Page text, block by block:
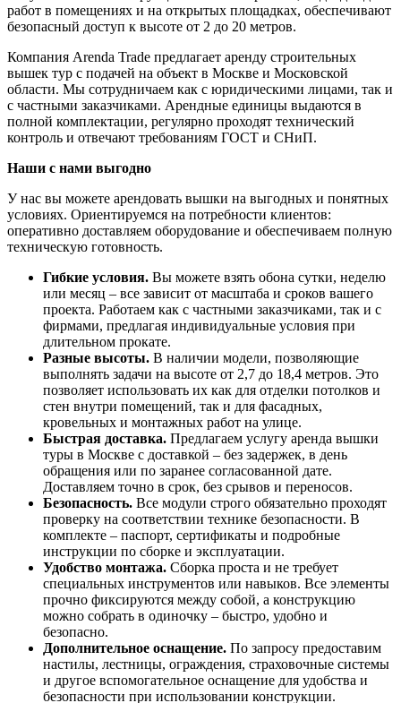
работ в помещениях и на открытых площадках, обеспечивают
безопасный доступ к высоте от 2 до 20 метров.
Компания Arenda Trade предлагает аренду строительных
вышек тур с подачей на объект в Москве и Московской
области. Мы сотрудничаем как с юридическими лицами, так и
с частными заказчиками. Арендные единицы выдаются в
полной комплектации, регулярно проходят технический
контроль и отвечают требованиям ГОСТ и СНиП.
Наши с нами выгодно
У нас вы можете арендовать вышки на выгодных и понятных
условиях. Ориентируемся на потребности клиентов:
оперативно доставляем оборудование и обеспечиваем полную
техническую готовность.
Гибкие условия. Вы можете взять обона сутки, неделю
или месяц – все зависит от масштаба и сроков вашего
проекта. Работаем как с частными заказчиками, так и с
фирмами, предлагая индивидуальные условия при
длительном прокате.
Разные высоты. В наличии модели, позволяющие
выполнять задачи на высоте от 2,7 до 18,4 метров. Это
позволяет использовать их как для отделки потолков и
стен внутри помещений, так и для фасадных,
кровельных и монтажных работ на улице.
Быстрая доставка. Предлагаем услугу аренда вышки
туры в Москве с доставкой – без задержек, в день
обращения или по заранее согласованной дате.
Доставляем точно в срок, без срывов и переносов.
Безопасность. Все модули строго обязательно проходят
проверку на соответствии технике безопасности. В
комплекте – паспорт, сертификаты и подробные
инструкции по сборке и эксплуатации.
Удобство монтажа. Сборка проста и не требует
специальных инструментов или навыков. Все элементы
прочно фиксируются между собой, а конструкцию
можно собрать в одиночку – быстро, удобно и
безопасно.
Дополнительное оснащение. По запросу предоставим
настилы, лестницы, ограждения, страховочные системы
и другое вспомогательное оснащение для удобства и
безопасности при использовании конструкции.